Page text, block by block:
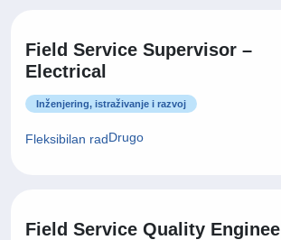
Field Service Supervisor –
Electrical
Inženjering, istraživanje i razvoj
Fleksibilan radDrugo
Field Service Quality Enginee